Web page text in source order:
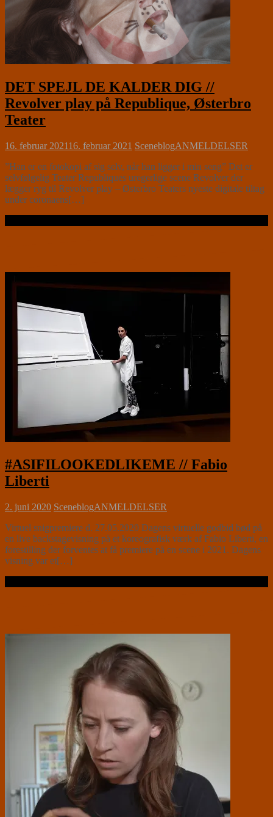
DET SPEJL DE KALDER DIG //
Revolver play på Republique, Østerbro
Teater
16. februar 202116. februar 2021 SceneblogANMELDELSER
”Han er en fotokopi af sig selv, når han ligger i min seng” Det er
selvfølgelig Teater Republiques uregerlige scene Revolver der
lægger ryg til Revolver play – Østerbro Teaters nyeste digitale tiltag
under coronaens[…]
#ASIFILOOKEDLIKEME // Fabio
Liberti
2. juni 2020 SceneblogANMELDELSER
Virtuel snigpremiere d. 27.05.2020 Dagens virtuelle godbid bød på
en live backstagevisning på et koreografisk værk af Fabio Liberti, en
forestilling der forventes at få premiere på en scene i 2021. Dagens
visning var et[…]